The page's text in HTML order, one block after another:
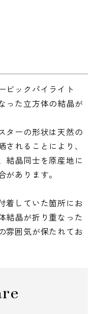
ビックパイライト
った立方体の結晶が
ターの形状は天然の
れることにより、
結晶同士を原産地に
あります。
着していた箇所にお
結晶が折り重なった
雰囲気が保たれてお